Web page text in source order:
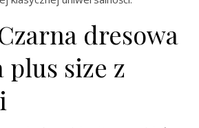
dresowa
plus size z